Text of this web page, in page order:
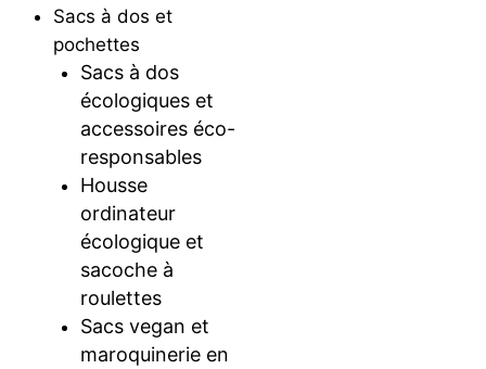
Sacs à dos et
pochettes
Sacs à dos
écologiques et
accessoires éco-
responsables
Housse
ordinateur
écologique et
sacoche à
roulettes
Sacs vegan et
maroquinerie en